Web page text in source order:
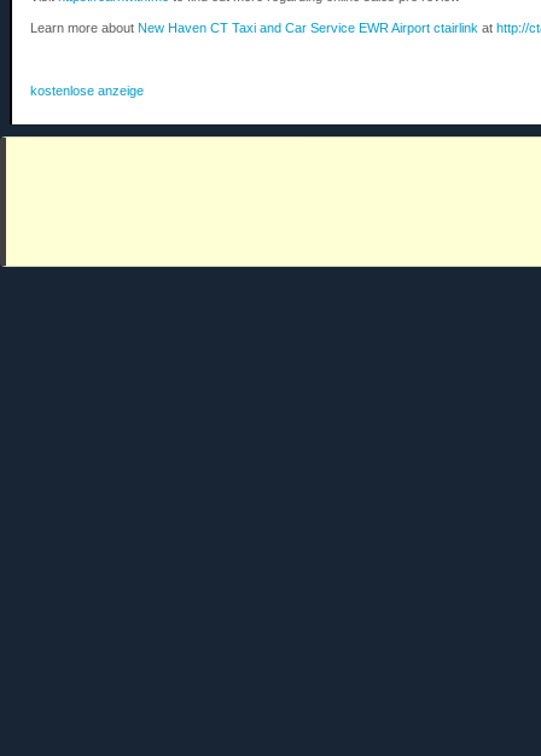
Learn more about New Haven CT Taxi and Car Service EWR Airport ctairlink at http://
kostenlose anzeige